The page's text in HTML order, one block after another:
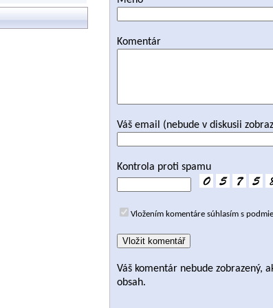
Komentár
Váš email (nebude v diskusii
Kontrola proti spamu
Vložením komentáre súhlasím s
Váš komentár nebude zobrazený,
obsah.